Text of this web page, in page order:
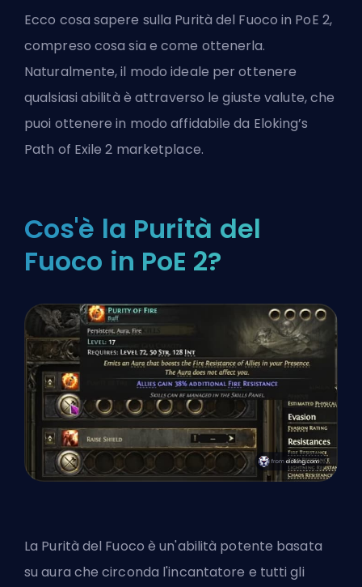
Ecco cosa sapere sulla Purità del Fuoco in PoE 2,
compreso cosa sia e come ottenerla.
Naturalmente, il modo ideale per ottenere
qualsiasi abilità è attraverso le giuste valute, che
puoi ottenere in modo affidabile da Eloking’s
Path of Exile 2 marketplace.
Cos'è la Purità del
Fuoco in PoE 2?
La Purità del Fuoco è un'abilità potente basata
su aura che circonda l'incantatore e tutti gli